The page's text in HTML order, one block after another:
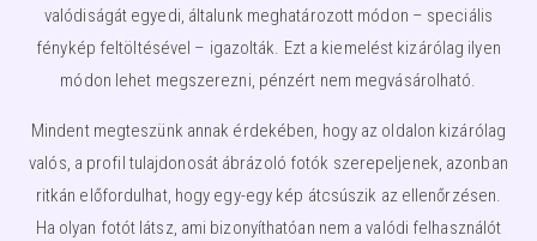
valódiságát egyedi, általunk meghatározott módon – speciális
fénykép feltöltésével – igazolták. Ezt a kiemelést kizárólag ilyen
módon lehet megszerezni, pénzért nem megvásárolható.
Mindent megteszünk annak érdekében, hogy az oldalon kizárólag
valós, a profil tulajdonosát ábrázoló fotók szerepeljenek, azonban
ritkán előfordulhat, hogy egy-egy kép átcsúszik az ellenőrzésen.
Ha olyan fotót látsz, ami bizonyíthatóan nem a valódi felhasználót